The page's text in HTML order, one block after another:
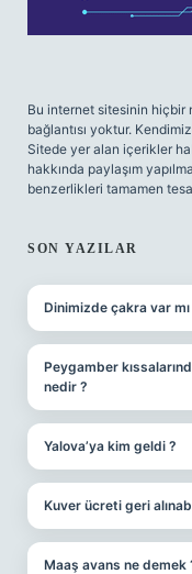
Bu internet sitesinin hiçbir
bağlantısı yoktur.
Sitede yer alan içerikler
hakkında paylaşım
benzerlikleri tamamen
SON YAZILAR
Dinimizde çakra var mı
Peygamber
nedir ?
Yalova’ya kim geldi ?
Kuver ücreti geri
Maaş avans ne demek